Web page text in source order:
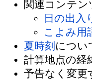
関連コンテン
日の出入
こよみ用
夏時刻 につい
計算地点の経
予告なく変更